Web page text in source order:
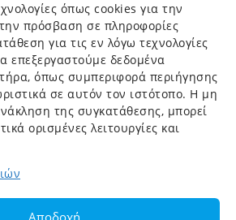
όπως cookies για την
πρόσβαση σε πληροφορίες
για τις εν λόγω τεχνολογίες
επεξεργαστούμε δεδομένα
όπως συμπεριφορά περιήγησης
σε αυτόν τον ιστότοπο. Η μη
της συγκατάθεσης, μπορεί
ορισμένες λειτουργίες και
Αποδοχή